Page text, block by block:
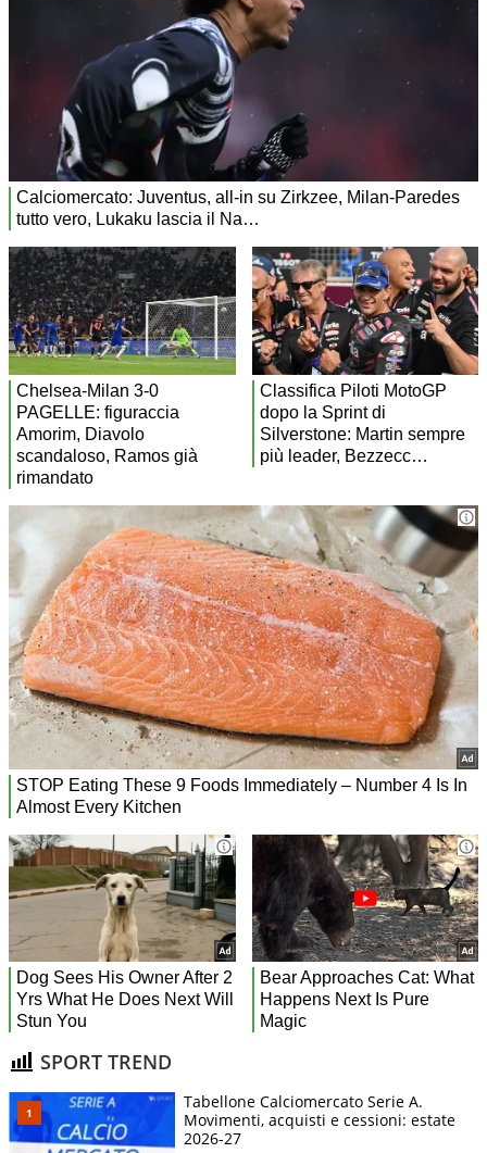
SPORT TREND
Tabellone Calciomercato Serie A.
Movimenti, acquisti e cessioni: estate
2026-27